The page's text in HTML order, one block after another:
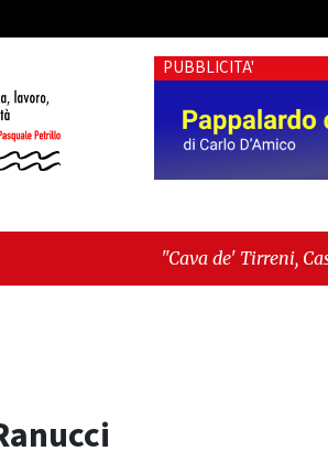
PUBBLICITA'
"Cava de' Tirreni, Caso Fariello: ora
perché esiste"